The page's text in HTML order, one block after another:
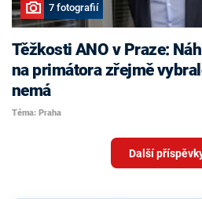
7 fotografií
Těžkosti ANO v Praze:
na primátora zřejmě
nemá
Téma: Praha
Další